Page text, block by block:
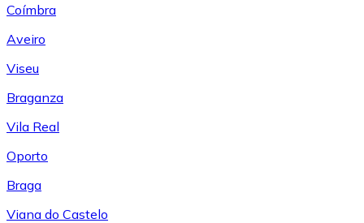
Coímbra
Aveiro
Viseu
Braganza
Vila Real
Oporto
Braga
Viana do Castelo